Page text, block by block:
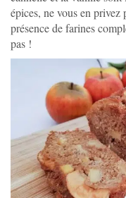
épices, ne vous en
présence de farines
pas !